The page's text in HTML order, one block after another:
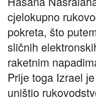
cјelokupno
pokreta, što
sličnih
raketnim
Priјe toga Izrael
uništio